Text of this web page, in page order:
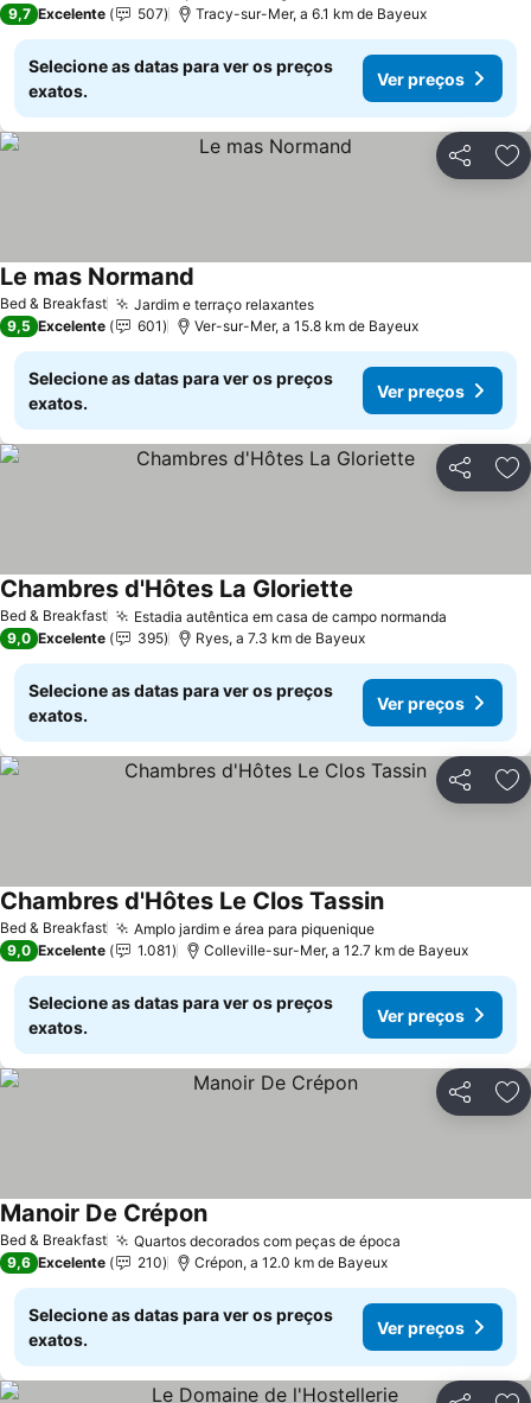
9,7 Excelente 507 Tracy-sur-Mer, a 6.1 km de Bayeux
Selecione as datas para ver os preços
exatos.
Ver preços
Partilhar
Bed & Breakfast Jardim e terraço relaxantesVer preços
Le mas Normand
9,5 Excelente 601 Ver-sur-Mer, a 15.8 km de Bayeux
Selecione as datas para ver os preços
exatos.
Ver preços
Partilhar
Bed & Breakfast Estadia autêntica em casa de campo normanda
Chambres d'Hôtes La Gloriette
9,0 Excelente 395 Ryes, a 7.3 km de Bayeux
Selecione as datas para ver os preços
exatos.
Ver preços
Partilhar
Bed & Breakfast Amplo jardim e área para piqueniqueVer preços
Chambres d'Hôtes Le Clos TassinVer preços
9,0 Excelente 1.081 Colleville-sur-Mer, a 12.7 km de Bayeux
Selecione as datas para ver os preços
exatos.
Ver preços
Partilhar
Bed & Breakfast Quartos decorados com peças de época
Manoir De CréponVer preços
9,6 Excelente 210 Crépon, a 12.0 km de Bayeux
Selecione as datas para ver os preços
exatos.
Ver preços